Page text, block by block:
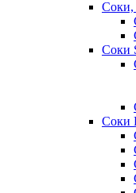
Соки,
Соки
Соки